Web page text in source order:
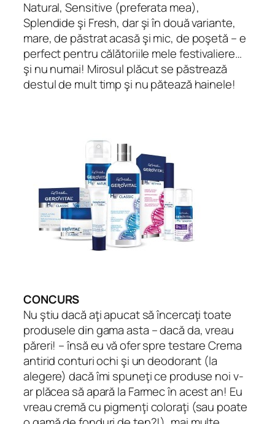
Natural, Sensitive (preferata mea),
Splendide şi Fresh, dar şi în două variante,
mare, de păstrat acasă şi mic, de poşetă – e
perfect pentru călătoriile mele festivaliere…
şi nu numai! Mirosul plăcut se păstrează
destul de mult timp şi nu pătează hainele!
CONCURS
Nu ştiu dacă aţi apucat să încercaţi toate
produsele din gama asta – dacă da, vreau
păreri! – însă eu vă ofer spre testare Crema
antirid conturi ochi şi un deodorant (la
alegere) dacă îmi spuneţi ce produse noi v-
ar plăcea să apară la Farmec în acest an! Eu
vreau cremă cu pigmenţi coloraţi (sau poate